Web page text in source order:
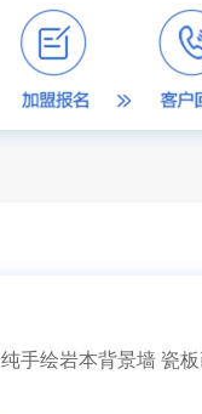
纯手绘岩本背景墙 瓷